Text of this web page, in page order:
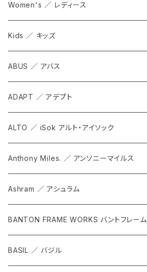
Women's ／ レディース
Kids ／ キッズ
ABUS ／ アバス
ADAPT ／ アデプト
ALTO ／ iSok アルト・アイソック
Anthony Miles. ／ アンソニーマイルス
Ashram ／ アシュラム
BANTON FRAME WORKS バントフレーム
BASIL ／ バジル